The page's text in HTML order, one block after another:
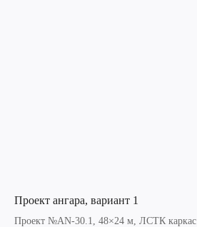
Проект ангара, вариант 1
Проект №AN-30.1, 48×24 м, ЛСТК каркас